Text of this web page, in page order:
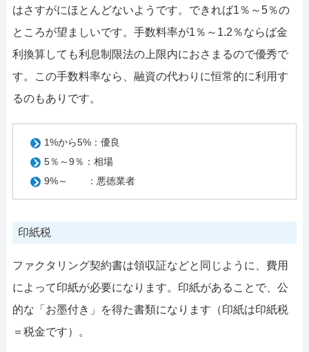
はさすがにほとんどないようです。できれば1％～5％の
ところが望ましいです。手数料率が1％～1.2％ならば金
利換算しても利息制限法の上限内におさまるので優秀で
す。この手数料率なら、融資の代わりに恒常的に利用す
るのもありです。
1%から5%：優良
5％～9％：相場
9%～ ：悪徳業者
印紙税
ファクタリング契約書は領収証などと同じように、費用
によって印紙が必要になります。印紙があることで、公
的な「お墨付き」を得た書類になります（印紙は印紙税
＝税金です）。